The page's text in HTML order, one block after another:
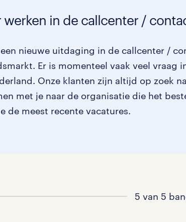
werken in de callcenter /
nieuwe uitdaging in de callcenter /
Er is momenteel vaak veel vraag
Onze klanten zijn altijd op zoek
met je naar de organisatie die het
de meest recente vacatures.
5 van 5